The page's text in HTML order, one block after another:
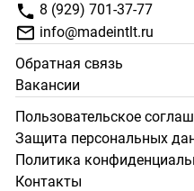
8 (929) 701-37-77
info@madeintlt.ru
Обратная связь
Вакансии
Пользовательское
Защита персональных
Политика
Контакты